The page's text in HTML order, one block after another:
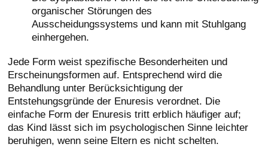
organischer Störungen des
Ausscheidungssystems und kann mit Stuhlgang
einhergehen.
Jede Form weist spezifische Besonderheiten und
Erscheinungsformen auf. Entsprechend wird die
Behandlung unter Berücksichtigung der
Entstehungsgründe der Enuresis verordnet. Die
einfache Form der Enuresis tritt erblich häufiger auf;
das Kind lässt sich im psychologischen Sinne leichter
beruhigen, wenn seine Eltern es nicht schelten.